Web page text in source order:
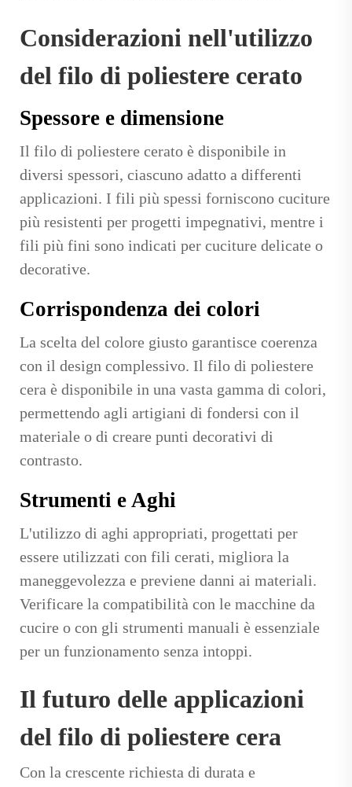
Considerazioni nell'utilizzo
del filo di poliestere cerato
Spessore e dimensione
Il filo di poliestere cerato è disponibile in
diversi spessori, ciascuno adatto a differenti
applicazioni. I fili più spessi forniscono cuciture
più resistenti per progetti impegnativi, mentre i
fili più fini sono indicati per cuciture delicate o
decorative.
Corrispondenza dei colori
La scelta del colore giusto garantisce coerenza
con il design complessivo. Il filo di poliestere
cera è disponibile in una vasta gamma di colori,
permettendo agli artigiani di fondersi con il
materiale o di creare punti decorativi di
contrasto.
Strumenti e Aghi
L'utilizzo di aghi appropriati, progettati per
essere utilizzati con fili cerati, migliora la
maneggevolezza e previene danni ai materiali.
Verificare la compatibilità con le macchine da
cucire o con gli strumenti manuali è essenziale
per un funzionamento senza intoppi.
Il futuro delle applicazioni
del filo di poliestere cera
Con la crescente richiesta di durata e